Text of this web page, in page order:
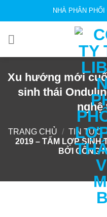
NHÀ PHÂN
Xu hướng mới
sinh thái
nghệ
TRANG CHỦ / TIN TỨC
2019 – TẤM LỢP SINH
BỞI CÔNG